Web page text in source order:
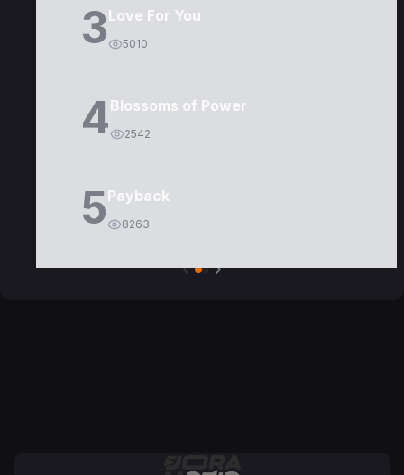
3Love For You
5010
4Blossoms of Power
2542
5Payback
8263